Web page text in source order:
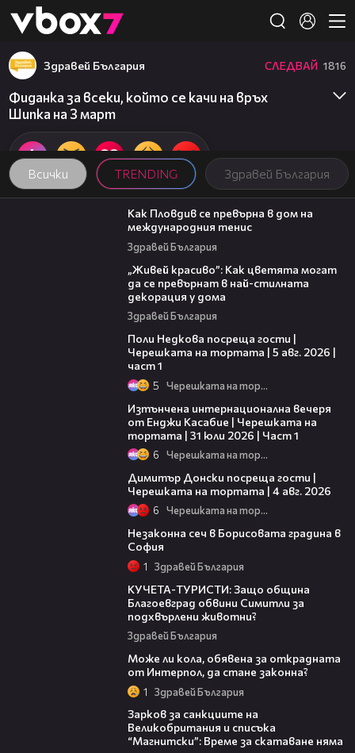
👾
Всички TRENDING Здравей България
Здравей България СЛЕДВАЙ 1816
Фиданка за всеки, който се качи на връх
Шипка на 3 март
03:09
Как Пловдив се превърна в дом на
международния тенис
Здравей България
„Живей красиво”: Как цветята могат
да се превърнат в най-стилната
декорация у дома
Здравей България
Поли Недкова посреща гости |
Черешката на тортата | 5 авг. 2026 |
част 1
5 Черешката на тортата
Изтънчена интернационална вечеря
от Енджи Касабие | Черешката на
тортата | 31 юли 2026 | Част 1
6 Черешката на тортата
Димитър Донски посреща гости |
Черешката на тортата | 4 авг. 2026
6 Черешката на тортата
Незаконна сеч в Борисовата градина в
София
1 Здравей България
КУЧЕТА-ТУРИСТИ: Защо община
Благоевград обвини Симитли за
подхвърлени животни?
Здравей България
Mоже ли кола, обявена за открадната
от Интерпол, да стане законна?
1 Здравей България
Зарков за санкциите на
Великобритания и списъка
“Магнитски”: Време за скатаване няма